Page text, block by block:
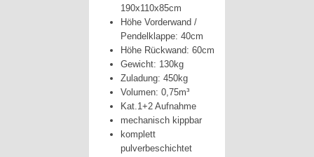
190x110x85cm
Höhe Vorderwand /
Pendelklappe: 40cm
Höhe Rückwand: 60cm
Gewicht: 130kg
Zuladung: 450kg
Volumen: 0,75m³
Kat.1+2 Aufnahme
mechanisch kippbar
komplett
pulverbeschichtet